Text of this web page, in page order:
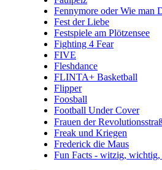
Fennymore oder Wie man
Fest der Liebe
Festspiele am Plötzensee
Fighting 4 Fear
FIVE
Fleshdance
FLINTA+ Basketball
Flipper
Foosball
Football Under Cover
Freak und Kriegen
Frederick die Maus
Fun Facts - witzig,